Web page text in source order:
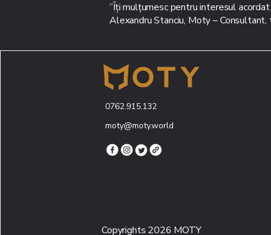
”Îți mulțumesc pentru interesul
Alexandru Stanciu, Moty – Consultant,
0762.915.132
moty@moty.world
Copyrights 2026 MOTY